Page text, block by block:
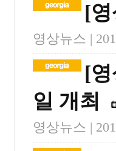
[
영상뉴스 |
[
일 개최
영상뉴스 |